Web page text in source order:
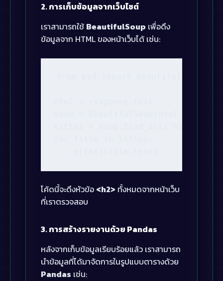
2. การเก็บข้อมูลจากเว็บไซต์
เราสามารถใช้ BeautifulSoup เพื่อดึง
ข้อมูลจาก HTML ของหน้าเว็บได้ เช่น:
โค้ดนี้จะดึงหัวข้อ <h2> ทั้งหมดจากหน้าเว็บ
ที่เราตรวจสอบ
3. การสร้างรายงานด้วย Pandas
หลังจากเก็บข้อมูลเรียบร้อยแล้ว เราสามารถ
นำข้อมูลที่ได้มาจัดการในรูปแบบตารางด้วย
Pandas เช่น: